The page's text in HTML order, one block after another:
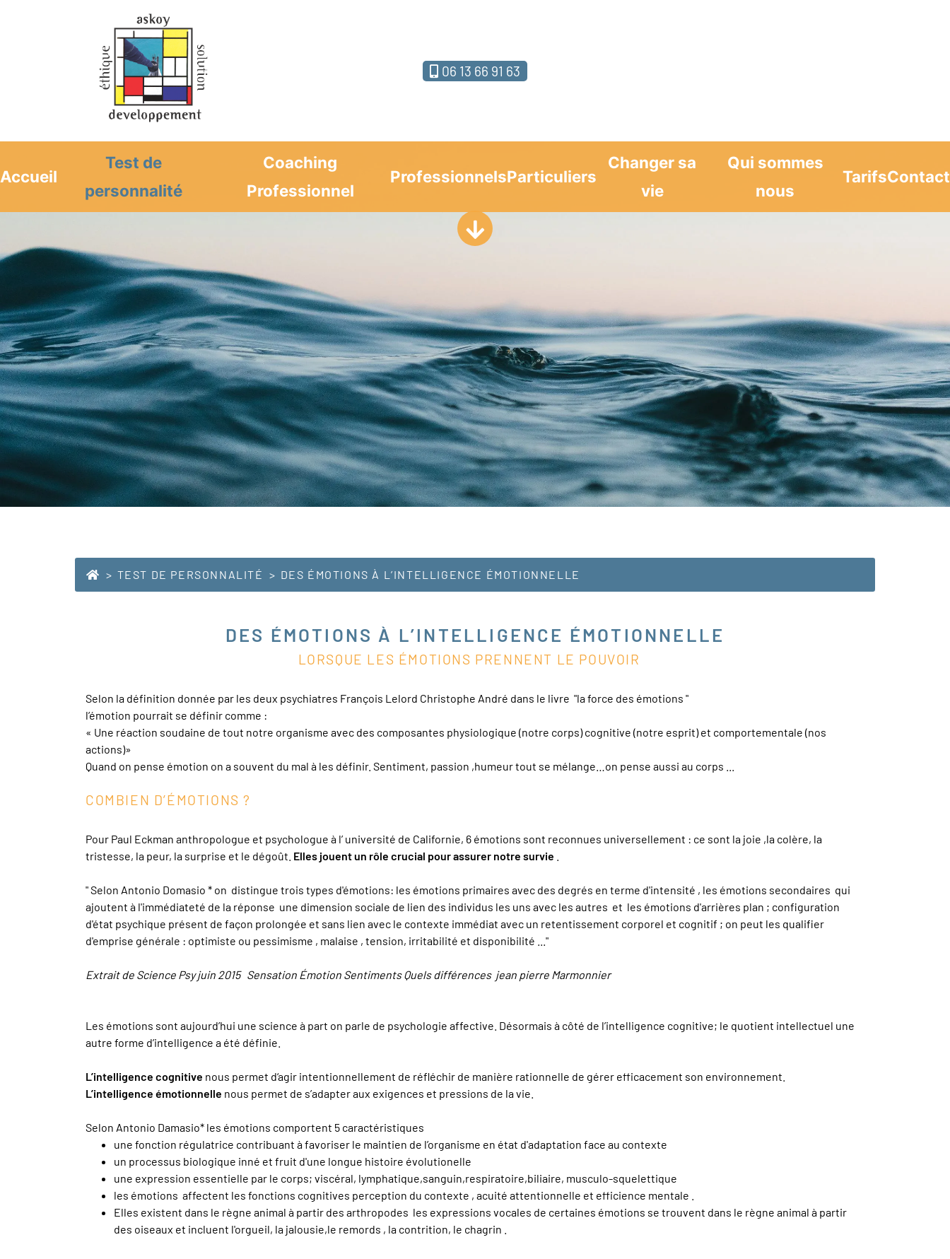
06 13 66 91 63
Accueil
Test de
personnalité
Coaching
Professionnel
ProfessionnelsParticuliers
Changer sa
vie
Qui sommes
nous
TarifsContact
TEST DE PERSONNALITÉ DES ÉMOTIONS À L’INTELLIGENCE ÉMOTIONNELLE
DES ÉMOTIONS À L’INTELLIGENCE ÉMOTIONNELLE
LORSQUE LES ÉMOTIONS PRENNENT LE POUVOIR
Selon la définition donnée par les deux psychiatres François Lelord Christophe André dans le livre "la force des émotions "
l’émotion pourrait se définir comme :
« Une réaction soudaine de tout notre organisme avec des composantes physiologique (notre corps) cognitive (notre esprit) et comportementale (nos
actions)»
Quand on pense émotion on a souvent du mal à les définir. Sentiment, passion ,humeur tout se mélange…on pense aussi au corps ...
COMBIEN D’ÉMOTIONS ?
Pour Paul Eckman anthropologue et psychologue à l’ université de Californie, 6 émotions sont reconnues universellement : ce sont la joie ,la colère, la
tristesse, la peur, la surprise et le dégoût. Elles jouent un rôle crucial pour assurer notre survie
" Selon Antonio Domasio * on distingue trois types d'émotions: les émotions primaires avec des degrés en terme d'intensité , les émotions secondaires qui
ajoutent à l'immédiateté de la réponse une dimension sociale de lien des individus les uns avec les autres et les émotions d'arrières plan ; configuration
d'état psychique présent de façon prolongée et sans lien avec le contexte immédiat avec un retentissement corporel et cognitif ; on peut les qualifier
d'emprise générale : optimiste ou pessimisme , malaise , tension, irritabilité et disponibilité ..."
Extrait de Science Psy juin 2015 Sensation Émotion Sentiments Quels différences jean pierre Marmonnier
Les émotions sont aujourd’hui une science à part on parle de psychologie affective. Désormais à côté de l’intelligence cognitive; le quotient intellectuel une
autre forme d’intelligence a été définie.
L’intelligence cognitive nous permet d‘agir intentionnellement de réfléchir de manière rationnelle de gérer efficacement son environnement.
L’intelligence émotionnelle nous permet de s’adapter aux exigences et pressions de la vie.
Selon Antonio Damasio* les émotions comportent 5 caractéristiques
une fonction régulatrice contribuant à favoriser le maintien de l’organisme en état d'adaptation face au contexte
un processus biologique inné et fruit d'une longue histoire évolutionelle
une expression essentielle par le corps; viscéral, lymphatique,sanguin,respiratoire,biliaire, musculo-squelettique
les émotions affectent les fonctions cognitives perception du contexte , acuité attentionnelle et efficience mentale .
Elles existent dans le règne animal à partir des arthropodes les expressions vocales de certaines émotions se trouvent dans le règne animal à partir
des oiseaux et incluent l'orgueil, la jalousie,le remords , la contrition, le chagrin .